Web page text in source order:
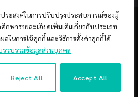
ระสงค์ในการปรับปรุงประสบการณ์ของผู้
กษารายละเอียดเพิ่มเติมเกี่ยวกับประเภท
ลในการใช้คุกกี้ และวิธีการตั้งค่าคุกกี้ได้
รวบรวมข้อมูลส่วนบุคคล
Reject All Accept All
Facebook YouTube